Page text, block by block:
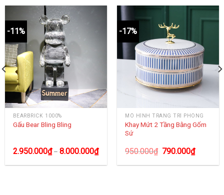
-11%
BEARBRICK 1000%
Gấu Bear Bling Bling
2.950.000₫– 8.000.000₫
-17%
MÔ HÌNH TRANG TRÍ PHÒNG
Khay Mứt 2 Tầng Bằng Gốm
Sứ
950.000₫ 790.000₫